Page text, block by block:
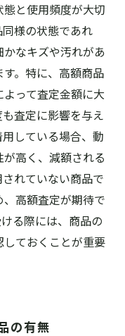
と使用頻度が大切
様の状態であれ
なキズや汚れがあ
。特に、高額商品
って査定金額に大
査定に影響を与え
している場合、動
高く、減額される
れていない商品で
高額査定が期待で
る際には、商品の
ておくことが重要
の有無